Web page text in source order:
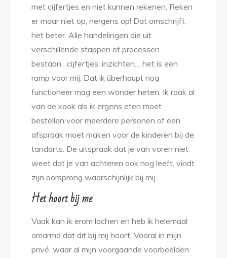
met cijfertjes en niet kunnen rekenen. Reken
er maar niet op, nergens op! Dat omschrijft
het beter. Alle handelingen die uit
verschillende stappen of processen
bestaan…cijfertjes, inzichten… het is een
ramp voor mij. Dat ik überhaupt nog
functioneer mag een wonder heten. Ik raak al
van de kook als ik ergens eten moet
bestellen voor meerdere personen of een
afspraak moet maken voor de kinderen bij de
tandarts. De uitspraak dat je van voren niet
weet dat je van achteren ook nog leeft, vindt
zijn oorsprong waarschijnlijk bij mij.
Het hoort bij me
Vaak kan ik erom lachen en heb ik helemaal
omarmd dat dit bij mij hoort. Vooral in mijn
privé, waar al mijn voorgaande voorbeelden